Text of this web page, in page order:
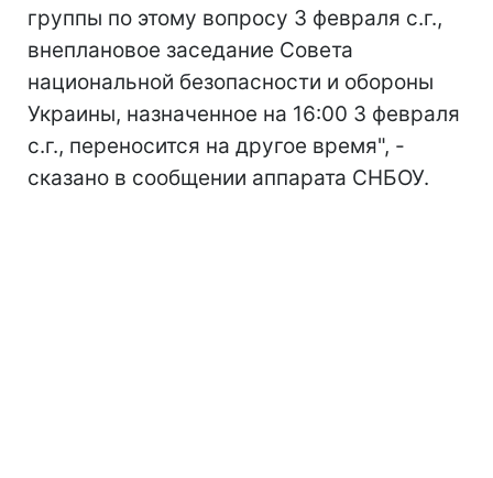
группы по этому вопросу 3 февраля с.г.,
внеплановое заседание Совета
национальной безопасности и обороны
Украины, назначенное на 16:00 3 февраля
с.г., переносится на другое время", -
сказано в сообщении аппарата СНБОУ.